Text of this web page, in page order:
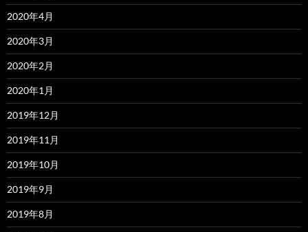
2020年4月
2020年3月
2020年2月
2020年1月
2019年12月
2019年11月
2019年10月
2019年9月
2019年8月